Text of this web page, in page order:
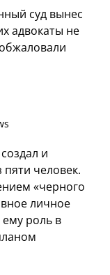
суд вынес
адвокаты не
и
пяти человек.
«черного
личное
роль в